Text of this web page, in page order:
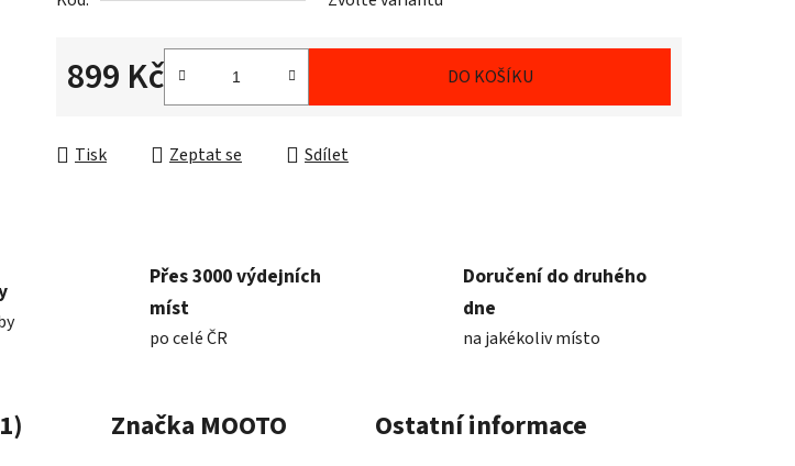
899 Kč DO KOŠÍKU
Tisk Zeptat se Sdílet
Přes 3000 výdejních
míst
po celé ČR
Doručení do druhého
dne
na jakékoliv místo
Značka MOOTO Ostatní informace